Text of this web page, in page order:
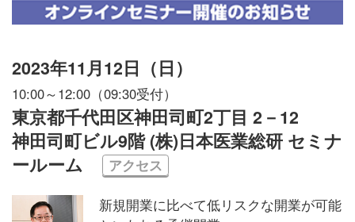
2023年11月12日（日）
10:00～12:00（09:30受付）
東京都千代田区神田司町2丁目 2－12
神田司町ビル9階 (株)日本医業総研 セミナ
ールーム
アクセス
新規開業に比べて低リスクな開業が可能